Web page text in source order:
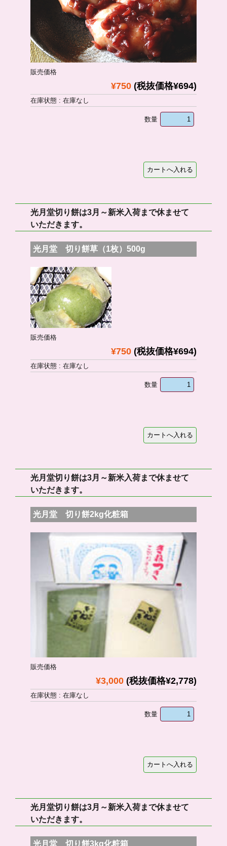
販売価格
¥750 (税抜価格¥694)
在庫状態 : 在庫なし
数量
光月堂切り餅は3月～新米入荷まで休ませて
いただきます。
光月堂 切り餅草（1枚）500g
販売価格
¥750 (税抜価格¥694)
在庫状態 : 在庫なし
数量
光月堂切り餅は3月～新米入荷まで休ませて
いただきます。
光月堂 切り餅2kg化粧箱
販売価格
¥3,000 (税抜価格¥2,778)
在庫状態 : 在庫なし
数量
光月堂切り餅は3月～新米入荷まで休ませて
いただきます。
光月堂 切り餅3kg化粧箱